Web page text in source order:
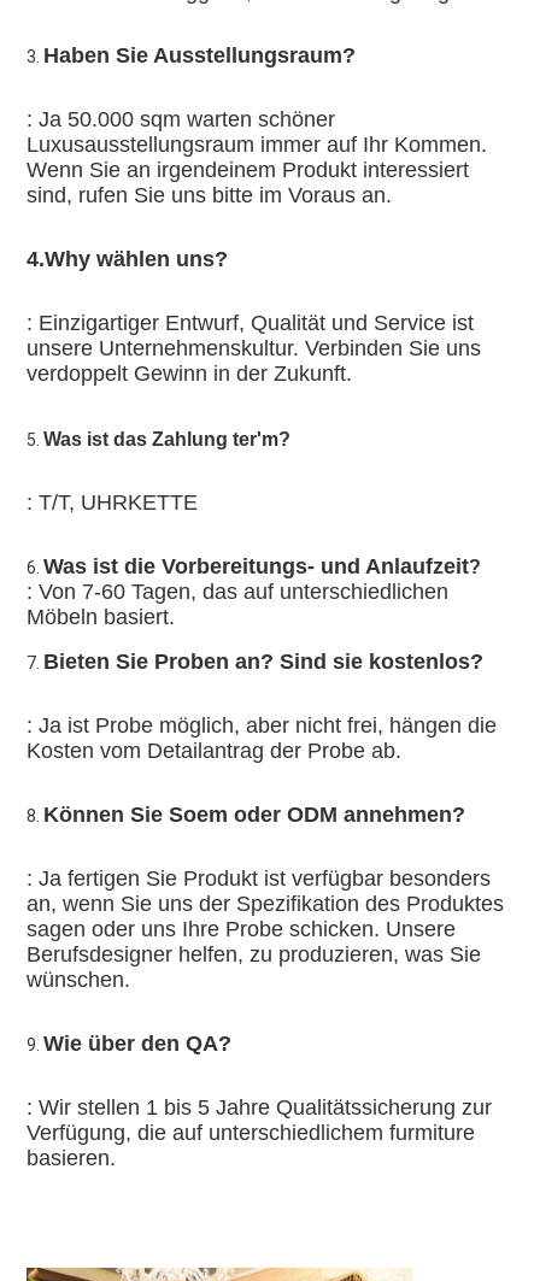
3. Haben Sie Ausstellungsraum?
: Ja 50.000 sqm warten schöner
Luxusausstellungsraum immer auf Ihr Kommen.
Wenn Sie an irgendeinem Produkt interessiert
sind, rufen Sie uns bitte im Voraus an.
4.Why wählen uns?
: Einzigartiger Entwurf, Qualität und Service ist
unsere Unternehmenskultur. Verbinden Sie uns
verdoppelt Gewinn in der Zukunft.
5. Was ist das Zahlung ter'm?
: T/T, UHRKETTE
6. Was ist die Vorbereitungs- und Anlaufzeit?
: Von 7-60 Tagen, das auf unterschiedlichen
Möbeln basiert.
7. Bieten Sie Proben an? Sind sie kostenlos?
: Ja ist Probe möglich, aber nicht frei, hängen die
Kosten vom Detailantrag der Probe ab.
8. Können Sie Soem oder ODM annehmen?
: Ja fertigen Sie Produkt ist verfügbar besonders
an, wenn Sie uns der Spezifikation des Produktes
sagen oder uns Ihre Probe schicken. Unsere
Berufsdesigner helfen, zu produzieren, was Sie
wünschen.
9. Wie über den QA?
: Wir stellen 1 bis 5 Jahre Qualitätssicherung zur
Verfügung, die auf unterschiedlichem furmiture
basieren.